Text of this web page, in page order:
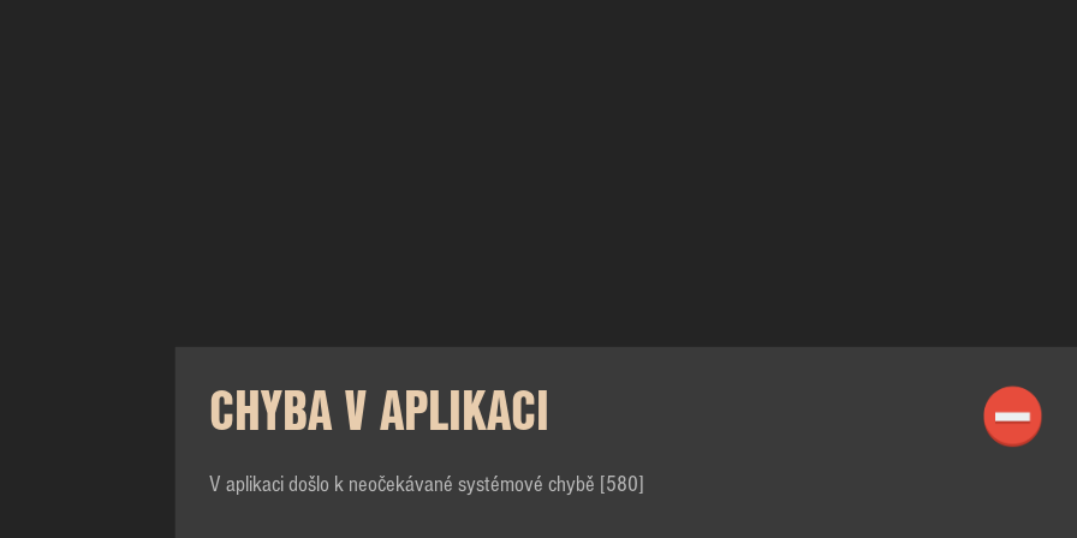
CHYBA V APLIKACI
V aplikaci došlo k neočekávané systémové chybě [580]